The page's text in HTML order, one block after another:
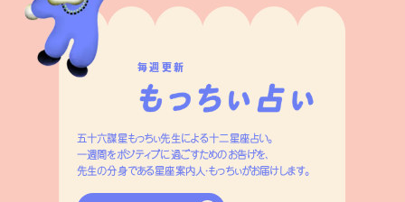
毎週更新
五十六謀星もっちぃ先生による十二星座占い。
一週間をポジティブに過ごすためのお告げを、
先生の分身である星座案内人・もっちぃがお届けします。